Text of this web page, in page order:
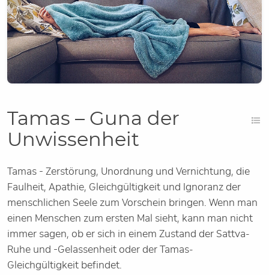
Tamas – Guna der
Unwissenheit
Tamas - Zerstörung, Unordnung und Vernichtung, die
Faulheit, Apathie, Gleichgültigkeit und Ignoranz der
menschlichen Seele zum Vorschein bringen. Wenn man
einen Menschen zum ersten Mal sieht, kann man nicht
immer sagen, ob er sich in einem Zustand der Sattva-
Ruhe und -Gelassenheit oder der Tamas-
Gleichgültigkeit befindet.